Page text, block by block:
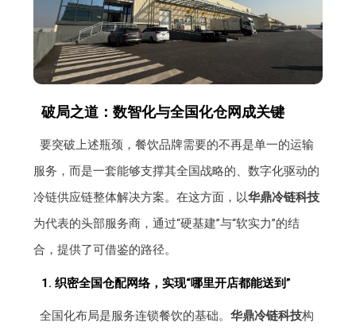
破局之道：数智化与全国化仓网成关键
要突破上述瓶颈，餐饮品牌需要的不再是单一的运输
服务，而是一套能够支撑其全国战略的、数字化驱动的
冷链供应链整体解决方案。在这方面，以华鼎冷链科技
为代表的头部服务商，通过“硬基建”与“软实力”的结
合，提供了可借鉴的路径。
1. 织密全国仓配网络，实现“哪里开店都能送到”
全国化布局是服务连锁餐饮的基础。 华鼎冷链科技构